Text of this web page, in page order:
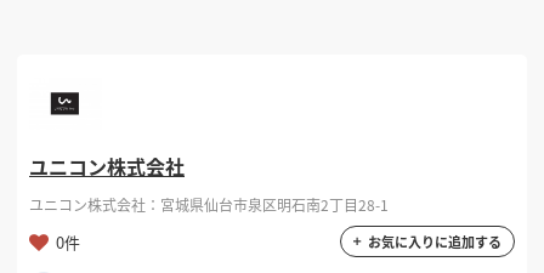
ユニコン株式会社
ユニコン株式会社：宮城県仙台市泉区明石南2丁目28-1
0件 お気に入りに追加する